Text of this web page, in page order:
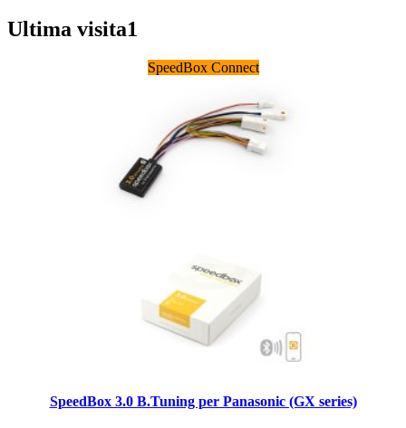
Ultima visita1
SpeedBox Connect
SpeedBox 3.0 B.Tuning per Panasonic (GX series)